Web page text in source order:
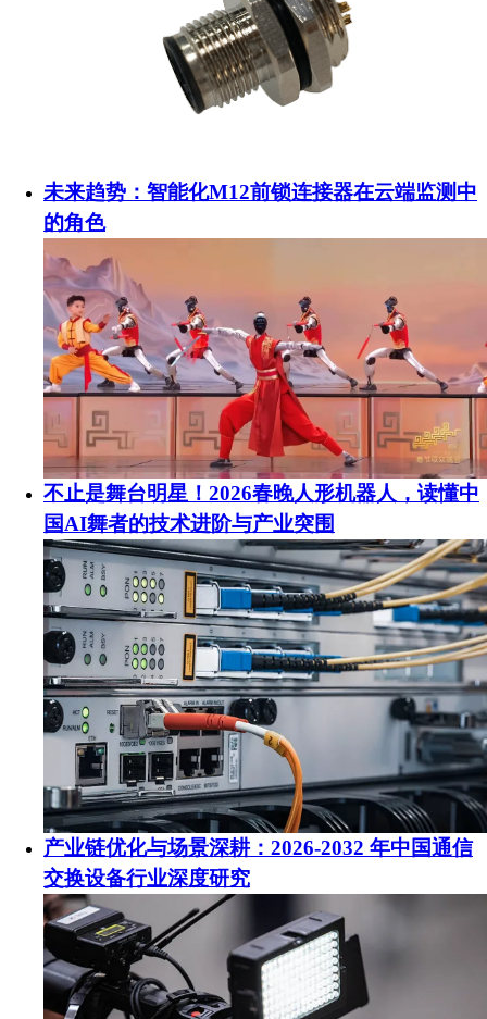
未来趋势：智能化M12前锁连接器在云端监测中
的角色
不止是舞台明星！2026春晚人形机器人，读懂中
国AI舞者的技术进阶与产业突围
产业链优化与场景深耕：2026-2032 年中国通信
交换设备行业深度研究